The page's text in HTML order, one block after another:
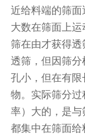
近给料端的筛面
大数在筛面上
筛在由才获得
透筛，但因 筛分
孔小，但在有
物。实际筛分
率）大的，是
都集中在筛面